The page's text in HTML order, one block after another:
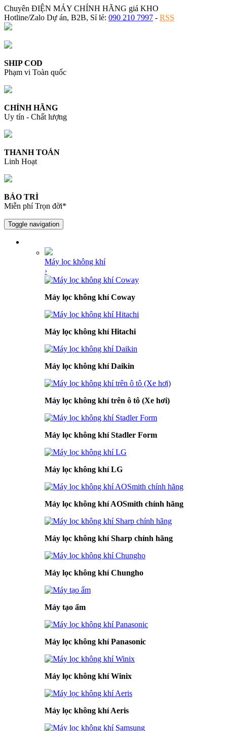
Chuyên ĐIỆN MÁY CHÍNH HÃNG giá KHO
Hotline/Zalo Dự án, B2B, Sỉ lẻ: 090 210 7997 - RSS
SHIP COD
Phạm vi Toàn quốc
CHÍNH HÃNG
Uy tín - Chất lượng
THANH TOÁN
Linh Hoạt
BẢO TRÌ
Miễn phí Trọn đời*
Toggle navigation
Máy lọc không khí
›
Máy lọc không khí Coway
Máy lọc không khí Hitachi
Máy lọc không khí Daikin
Máy lọc không khí trên ô tô (Xe hơi)
Máy lọc không khí Stadler Form
Máy lọc không khí LG
Máy lọc không khí AOSmith chính hãng
Máy lọc không khí Sharp chính hãng
Máy lọc không khí Chungho
Máy tạo ẩm
Máy lọc không khí Panasonic
Máy lọc không khí Winix
Máy lọc không khí Aeris